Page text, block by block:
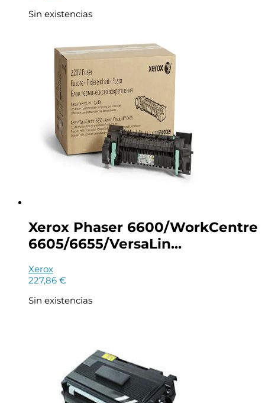
Sin existencias
Xerox Phaser 6600/WorkCentre
6605/6655/VersaLin...
Xerox
227,86 €
Sin existencias